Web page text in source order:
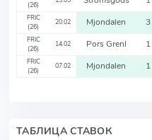
(26)
FRIC
(26)
20.02 Mjondalen 3
FRIC
(26)
14.02 Pors Grenl 1
FRIC
(26)
07.02 Mjondalen 1
ТАБЛИЦА СТАВОК